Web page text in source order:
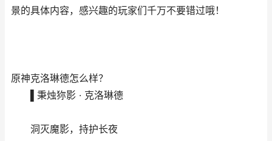
景的具体内容，感兴趣的玩家们千万不要错过哦！
原神克洛琳德怎么样？
▌秉烛狝影 · 克洛琳德
洞灭魔影，持护长夜